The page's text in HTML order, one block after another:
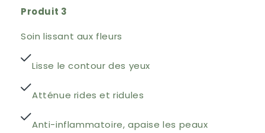
Produit 3
Soin lissant aux fleurs
Lisse le contour des yeux
Atténue rides et ridules
Anti-inflammatoire, apaise les peaux